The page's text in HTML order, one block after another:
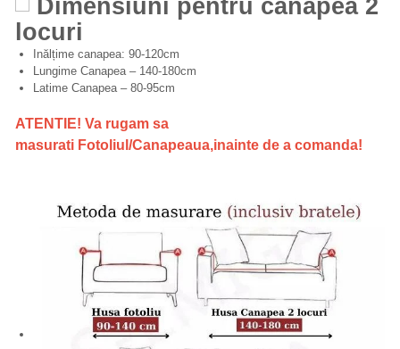
Dimensiuni pentru canapea 2
locuri
Inălțime canapea: 90-120cm
Lungime Canapea – 140-180cm
Latime Canapea – 80-95cm
ATENTIE! Va rugam sa
masurati Fotoliul/Canapeaua,inainte de a comanda!